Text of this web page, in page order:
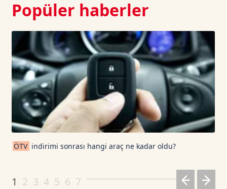
Popüler haberler
ÖTV indirimi sonrası hangi araç ne kadar oldu?
1 2 3 4 5 6 7